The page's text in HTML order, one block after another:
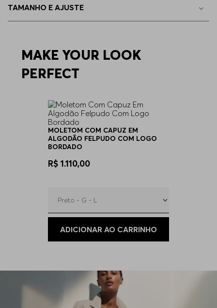
TAMANHO E AJUSTE
MAKE YOUR LOOK
PERFECT
MOLETOM COM CAPUZ EM
ALGODÃO FELPUDO COM LOGO
BORDADO
R$ 1.110,00
ADICIONAR AO CARRINHO